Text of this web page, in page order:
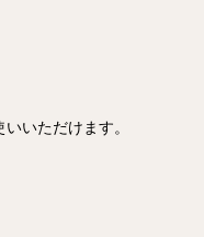
いただけます。